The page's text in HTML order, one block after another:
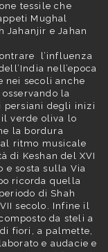
tessile che
Mughal
Jahanjir e Jahan
l’influenza
nell’epoca
nei secoli anche
la
persiani degli inizi
verde oliva lo
la bordura
ritmo musicale
di Keshan del XVI
e sosta sulla Via
ricorda quella
di Shah
secolo. Infine il
da steli a
fiori, a palmette,
e audacie e